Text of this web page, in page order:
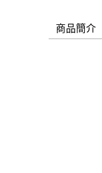
商品簡介